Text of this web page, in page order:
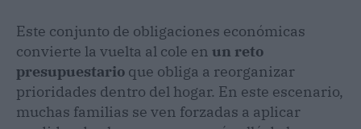
Este conjunto de obligaciones económicas
convierte la vuelta al cole en un reto
presupuestario que obliga a reorganizar
prioridades dentro del hogar. En este escenario,
muchas familias se ven forzadas a aplicar